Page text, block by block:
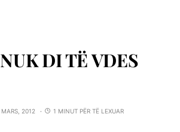
DI TË VDES
MARS, 2012
1 MINUT PËR TË LEXUAR